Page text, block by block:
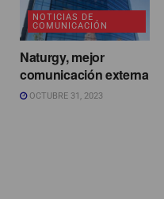
NOTICIAS DE
COMUNICACIÓN
Naturgy, mejor
comunicación externa
OCTUBRE 31, 2023